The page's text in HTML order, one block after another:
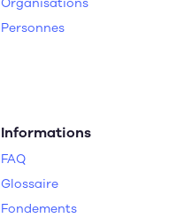
Personnes
Informations
FAQ
Glossaire
Fondements